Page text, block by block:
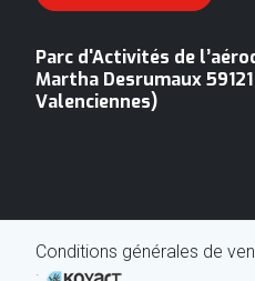
Parc d'Activités de
Martha Desrumaux 59121
Valenciennes)
Conditions générales de